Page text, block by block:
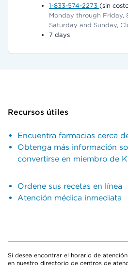
1-833-574-2273 (sin
Monday through Friday,
Saturday and Sunday,
7 days
Recursos útiles
Encuentra farmacias cerca
Obtenga más información
convertirse en miembro de
Ordene sus recetas en línea
Atención médica inmediata
Si desea encontrar el horario de
en nuestro directorio de centros de